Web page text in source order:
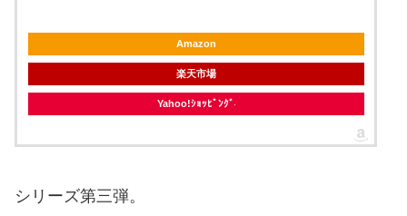
Amazon
楽天市場
Yahoo!ｼｮｯﾋﾟﾝｸﾞ
シリーズ第三弾。